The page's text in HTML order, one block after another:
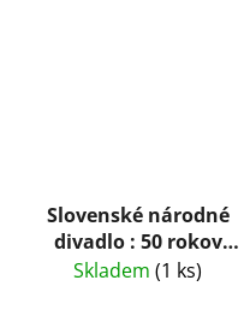
Slovenské národné
divadlo : 50 rokov
Slovenského
Skladem (1 ks)